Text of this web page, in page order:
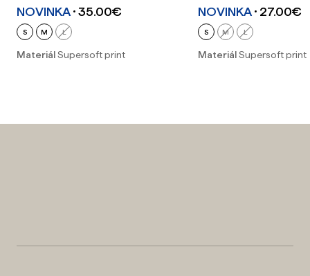
NOVINKA 35.00€
S M L
MateriálSupersoft print
NOVINKA 27.00€
S M L
MateriálSupersoft print